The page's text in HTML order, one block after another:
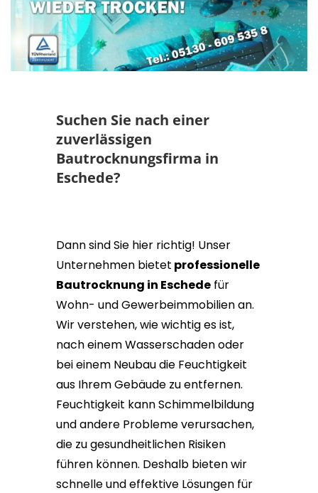
Suchen Sie nach einer
zuverlässigen
Bautrocknungsfirma in
Eschede?
Dann sind Sie hier richtig! Unser
Unternehmen bietet professionelle
Bautrocknung in Eschede für
Wohn- und Gewerbeimmobilien an.
Wir verstehen, wie wichtig es ist,
nach einem Wasserschaden oder
bei einem Neubau die Feuchtigkeit
aus Ihrem Gebäude zu entfernen.
Feuchtigkeit kann Schimmelbildung
und andere Probleme verursachen,
die zu gesundheitlichen Risiken
führen können. Deshalb bieten wir
schnelle und effektive Lösungen für